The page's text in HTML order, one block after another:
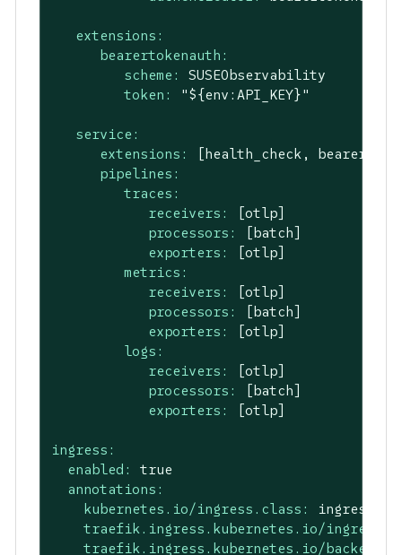
extensions:
bearertokenauth:
scheme:
SUSEObservability
token:
"${env:API_KEY}"
service:
extensions:
[health_check,
pipelines:
traces:
receivers:
[otlp]
processors:
[batch]
exporters:
[otlp]
metrics:
receivers:
[otlp]
processors:
[batch]
exporters:
[otlp]
logs:
receivers:
[otlp]
processors:
[batch]
exporters:
[otlp]
ingress:
enabled:
true
annotations:
kubernetes.io/ingress.class:
ingress-
traefik.ingress.kubernetes.io/
traefik.ingress.kubernetes.io/backend-